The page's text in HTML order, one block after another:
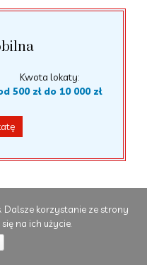
Kwota lokaty:
500 zł do 10 000 zł
Dalsze korzystanie ze strony
na ich użycie.